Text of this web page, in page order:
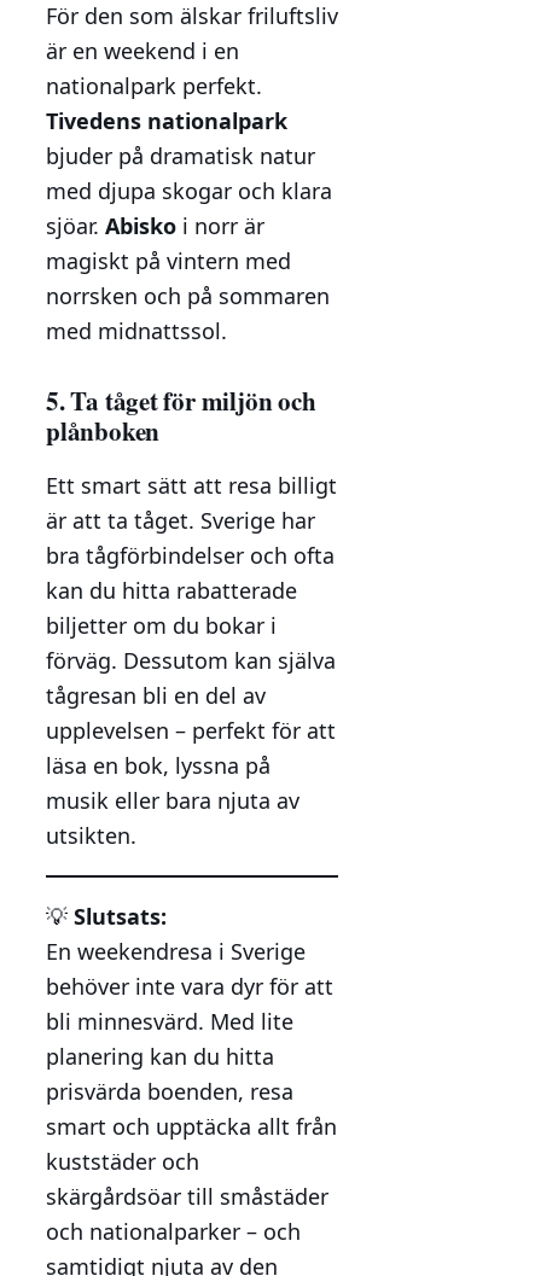
För den som älskar friluftsliv
är en weekend i en
nationalpark perfekt.
Tivedens nationalpark
bjuder på dramatisk natur
med djupa skogar och klara
sjöar. Abisko i norr är
magiskt på vintern med
norrsken och på sommaren
med midnattssol.
5. Ta tåget för miljön och
plånboken
Ett smart sätt att resa billigt
är att ta tåget. Sverige har
bra tågförbindelser och ofta
kan du hitta rabatterade
biljetter om du bokar i
förväg. Dessutom kan själva
tågresan bli en del av
upplevelsen – perfekt för att
läsa en bok, lyssna på
musik eller bara njuta av
utsikten.
💡 Slutsats:
En weekendresa i Sverige
behöver inte vara dyr för att
bli minnesvärd. Med lite
planering kan du hitta
prisvärda boenden, resa
smart och upptäcka allt från
kuststäder och
skärgårdsöar till småstäder
och nationalparker – och
samtidigt njuta av den